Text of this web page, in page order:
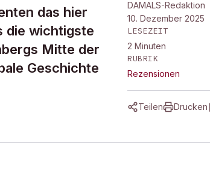
das hier
die wichtigste
Mitte der
Geschichte
DAMALS-Redaktion
10. Dezember 2025
LESEZEIT
2 Minuten
RUBRIK
Rezensionen
Teilen Drucken